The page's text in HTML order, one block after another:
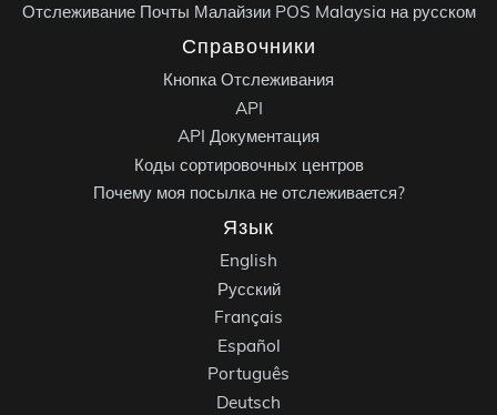
Отслеживание Почты Малайзии POS Malaysia на русском
Справочники
Кнопка Отслеживания
API
API Документация
Коды сортировочных центров
Почему моя посылка не отслеживается?
Язык
English
Русский
Français
Español
Português
Deutsch